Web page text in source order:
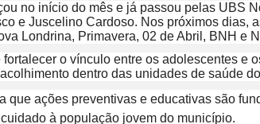
no início do mês e já passou pelas UBS
e Juscelino Cardoso. Nos próximos dias,
Londrina, Primavera, 02 de Abril, BNH e
o vínculo entre os adolescentes e
dentro das unidades de saúde
que ações preventivas e educativas são
à população jovem do município.